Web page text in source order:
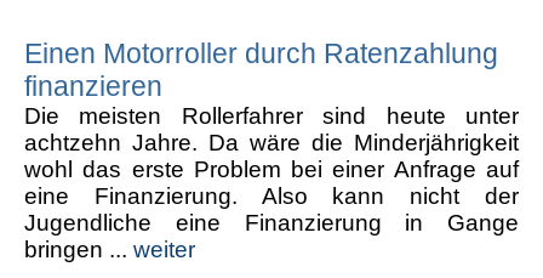
Einen Motorroller durch Ratenzahlung
finanzieren
Die meisten Rollerfahrer sind heute unter
achtzehn Jahre. Da wäre die Minderjährigkeit
wohl das erste Problem bei einer Anfrage auf
eine Finanzierung. Also kann nicht der
Jugendliche eine Finanzierung in Gange
bringen ... weiter